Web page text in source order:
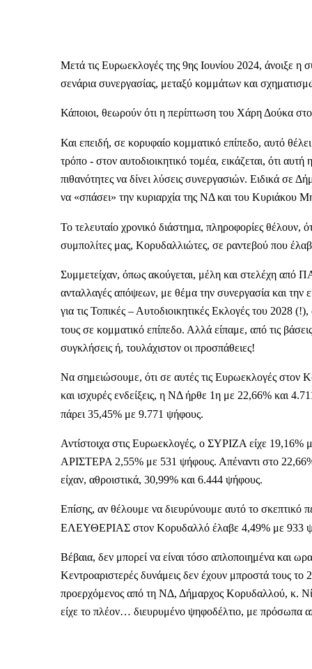
Μετά τις Ευρωεκλογές της 9ης Ιουνίου 2024, άνοιξε η
σενάρια συνεργασίας, μεταξύ κομμάτων και
Κάποιοι, θεωρούν ότι η περίπτωση του Χάρη Δούκα
Και επειδή, σε κορυφαίο κομματικό επίπεδο, αυτό
τρόπο - στον αυτοδιοικητικό τομέα, εικάζεται, ότι
πιθανότητες να δίνει λύσεις συνεργασιών. Ειδικά σε
να «σπάσει» την κυριαρχία της ΝΔ και του Κυριάκου
Το τελευταίο χρονικό διάστημα, πληροφορίες θέλουν,
συμπολίτες μας, Κορυδαλλιώτες, σε ραντεβού που
Συμμετείχαν, όπως ακούγεται, μέλη και στελέχη
ανταλλαγές απόψεων, με θέμα την συνεργασία και την
για τις Τοπικές – Αυτοδιοικητικές Εκλογές του 2028
τους σε κομματικό επίπεδο. Αλλά είπαμε, από τις
συγκλήσεις ή, τουλάχιστον οι προσπάθειες!
Να σημειώσουμε, ότι σε αυτές τις Ευρωεκλογές στον
και ισχυρές ενδείξεις, η ΝΔ ήρθε 1η με 22,66% και
πάρει 35,45% με 9.771 ψήφους.
Αντίστοιχα στις Ευρωεκλογές, ο ΣΥΡΙΖΑ είχε
ΑΡΙΣΤΕΡΑ 2,55% με 531 ψήφους. Απέναντι στο
είχαν, αθροιστικά, 30,99% και 6.444 ψήφους.
Επίσης, αν θέλουμε να διευρύνουμε αυτό το
ΕΛΕΥΘΕΡΙΑΣ στον Κορυδαλλό έλαβε 4,49% με 933
Βέβαια, δεν μπορεί να είναι τόσο απλοποιημένα και
Κεντροαριστερές δυνάμεις δεν έχουν μπροστά τους
προερχόμενος από τη ΝΔ, Δήμαρχος Κορυδαλλού, κ.
είχε το πλέον… διευρυμένο ψηφοδέλτιο, με πρόσωπα